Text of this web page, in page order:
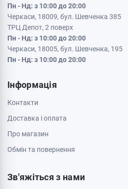
Пн - Нд: з 10:00 до 20:00
Черкаси, 18009, бул. Шевченка 385
ТРЦ Депот, 2 поверх
Пн - Нд: з 10:00 до 20:00
Черкаси, 18005, бул. Шевченка, 195
Пн - Нд: з 10:00 до 20:00
Інформація
Контакти
Доставка і оплата
Про магазин
Обмін та повернення
Зв'яжіться з нами